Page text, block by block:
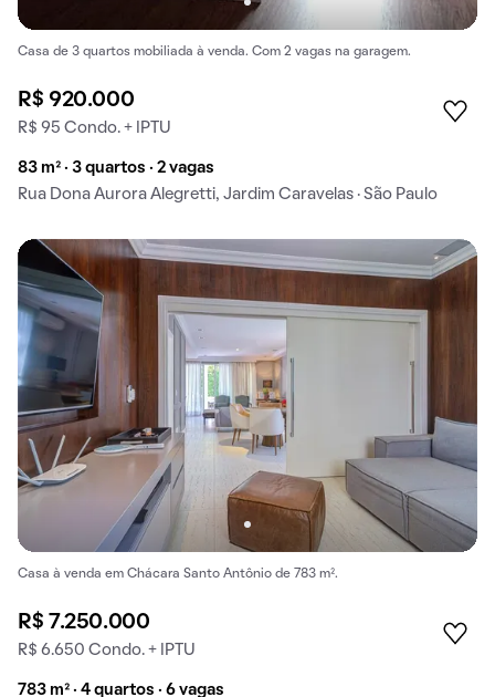
Casa de 3 quartos mobiliada à venda. Com 2 vagas na garagem.
R$ 920.000
R$ 95 Condo. + IPTU
83 m² · 3 quartos · 2 vagas
Rua Dona Aurora Alegretti, Jardim Caravelas · São Paulo
Casa à venda em Chácara Santo Antônio de 783 m².
R$ 7.250.000
R$ 6.650 Condo. + IPTU
783 m² · 4 quartos · 6 vagas